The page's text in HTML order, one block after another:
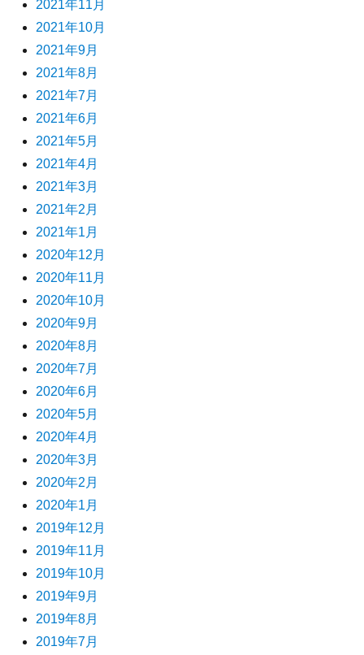
2021年11月
2021年10月
2021年9月
2021年8月
2021年7月
2021年6月
2021年5月
2021年4月
2021年3月
2021年2月
2021年1月
2020年12月
2020年11月
2020年10月
2020年9月
2020年8月
2020年7月
2020年6月
2020年5月
2020年4月
2020年3月
2020年2月
2020年1月
2019年12月
2019年11月
2019年10月
2019年9月
2019年8月
2019年7月